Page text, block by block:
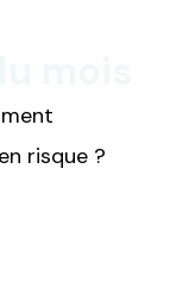
risque ?